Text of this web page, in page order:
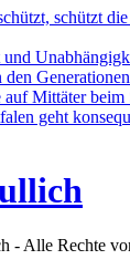
schützt
den
Mittäter beim
geht
- Alle Rechte